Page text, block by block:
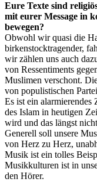
Eure Texte sind
mit eurer Message in
bewegen?
Obwohl wir quasi die
birkenstocktragender,
wir zählen uns auch
von Ressentiments
Muslimen verschont.
von populistischen
Es ist ein alarmierendes
des Islam in heutigen
wird und das längst
Generell soll unsere
von Herz zu Herz,
Musik ist ein tolles
Musikkulturen ist in
den Hörer.